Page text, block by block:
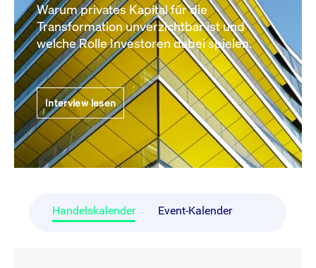
Warum privates Kapital für die
Transformation unverzichtbar ist und
welche Rolle Investoren dabei spielen.
Interview lesen
Handelskalender Event-Kalender